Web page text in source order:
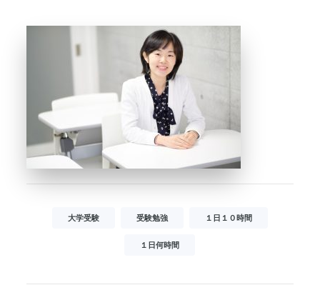
大学受験 受験勉強 １日１０時間
１日何時間